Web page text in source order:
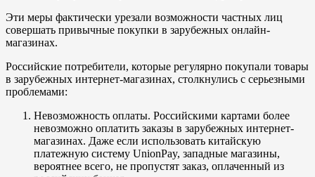
Эти меры фактически урезали возможности частных лиц
совершать привычные покупки в зарубежных онлайн-
магазинах.
Российские потребители, которые регулярно покупали товары
в зарубежных интернет-магазинах, столкнулись с серьезными
проблемами:
Невозможность оплаты. Российскими картами более
невозможно оплатить заказы в зарубежных интернет-
магазинах. Даже если использовать китайскую
платежную систему UnionPay, западные магазины,
вероятнее всего, не пропустят заказ, оплаченный из